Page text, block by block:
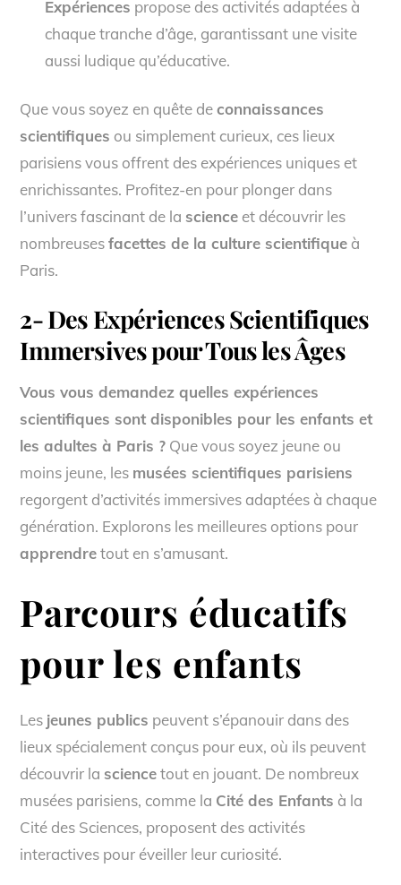
Expériences propose des activités adaptées à
chaque tranche d’âge, garantissant une visite
aussi ludique qu’éducative.
Que vous soyez en quête deconnaissances
scientifiques ou simplement curieux, ces lieux
parisiens vous offrent des expériences uniques et
enrichissantes. Profitez-en pour plonger dans
l’univers fascinant de lascience et découvrir les
nombreusesfacettes de la culture scientifique à
Paris.
2- Des Expériences Scientifiques
Immersives pour Tous les Âges
Vous vous demandez quelles expériences
scientifiques sont disponibles pour les enfants et
les adultes à Paris ? Que vous soyez jeune ou
moins jeune, les musées scientifiques parisiens
regorgent d’activités immersives adaptées à chaque
génération. Explorons les meilleures options pour
apprendretout en s’amusant.
Parcours éducatifs
pour les enfants
Les jeunes publics peuvent s’épanouir dans des
lieux spécialement conçus pour eux, où ils peuvent
découvrir lasciencetout en jouant. De nombreux
musées parisiens, comme la Cité des Enfants à la
Cité des Sciences, proposent des activités
interactives pour éveiller leur curiosité.